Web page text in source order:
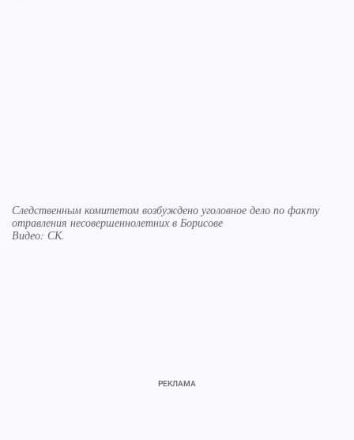
Следственным комитетом возбуждено уголовное дело по факту
отравления несовершеннолетних в Борисове
Видео: СК.